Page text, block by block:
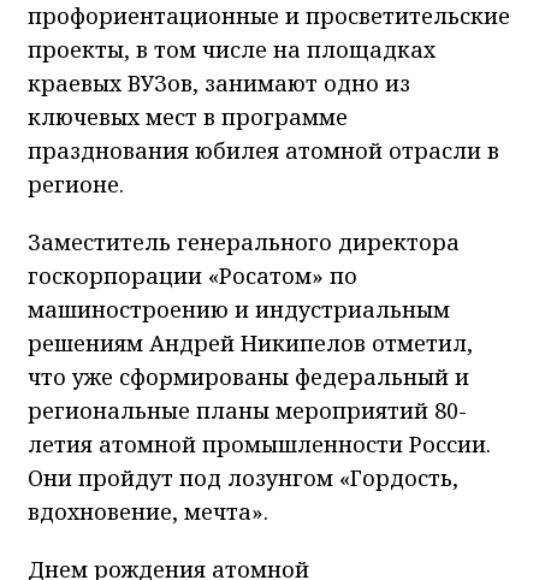
профориентационные и просветительские
проекты, в том числе на площадках
краевых ВУЗов, занимают одно из
ключевых мест в программе
празднования юбилея атомной отрасли в
регионе.
Заместитель генерального директора
госкорпорации «Росатом» по
машиностроению и индустриальным
решениям Андрей Никипелов отметил,
что уже сформированы федеральный и
региональные планы мероприятий 80-
летия атомной промышленности России.
Они пройдут под лозунгом «Гордость,
вдохновение, мечта».
Днем рождения атомной